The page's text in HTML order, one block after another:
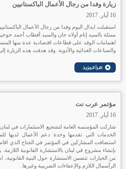
زيارة وفدا من رجال الأعمال الباكستانيين
16 أيار. 2017
استقبلت ايدال اليوم وفدا من رجال الأعمال
ممثلة بالسيد إنام أولاه خان والسيد أفطاب أحمد
اهتمامات الوفد على قطاعات اقتصادية عدة منها
والصناعات الغذائية والأدوية. وقد هدفت هذه الزيارة
مؤتمر عرب نت
16 أيار. 2017
شاركت المؤسسة العامة لتشجيع الاستثمارات في
الخدمات التي تقدمها وحدة دعم الأعمال لديها
استضافت المشاركين في المؤتمر في الجناح الذي
بإنشاء مشروع في لبنان بالاستشارة القانونية
من الخيارات تتضمن الاستشارة حول البنية القانونية،
الرأسمال اللازم والإعفاءات الضريبية وغيرها.